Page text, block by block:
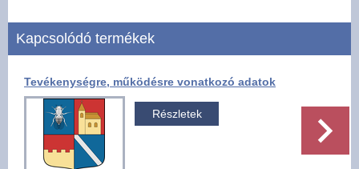
Közérdekű adatok -
Galéria
Pályázatok
Kapcsolódó termékek
Tevékenységre, működésre vonatkozó adatok
Részletek